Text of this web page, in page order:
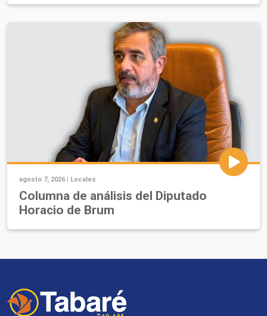
agosto 7, 2026 | Locales
Columna de análisis del Diputado
Horacio de Brum